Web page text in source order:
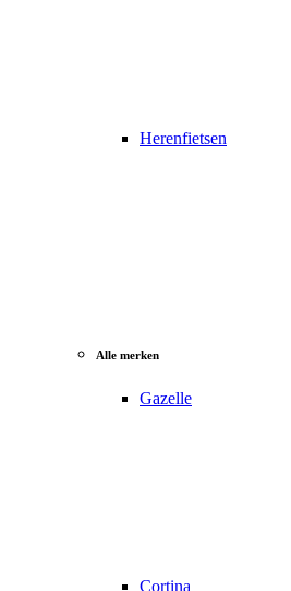
Herenfietsen
Alle merken
Gazelle
Cortina